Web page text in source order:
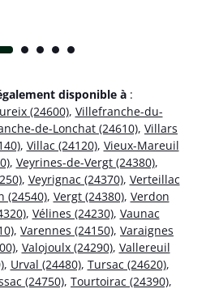
disponible à :
(24600), Villefranche-du-
de-Lonchat (24610), Villars
, Villac (24120), Vieux-Mareuil
, Veyrines-de-Vergt (24380),
, Veyrignac (24370), Verteillac
(24540), Vergt (24380), Verdon
, Vélines (24230), Vaunac
, Varennes (24150), Varaignes
, Valojoulx (24290), Vallereuil
, Urval (24480), Tursac (24620),
(24750), Tourtoirac (24390),